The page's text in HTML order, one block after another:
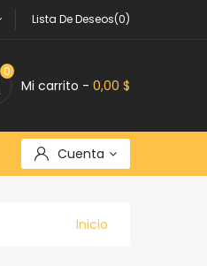
Lista De Deseos(0)
Mi carrito - 0,00 $
0
Cuenta
Inicio